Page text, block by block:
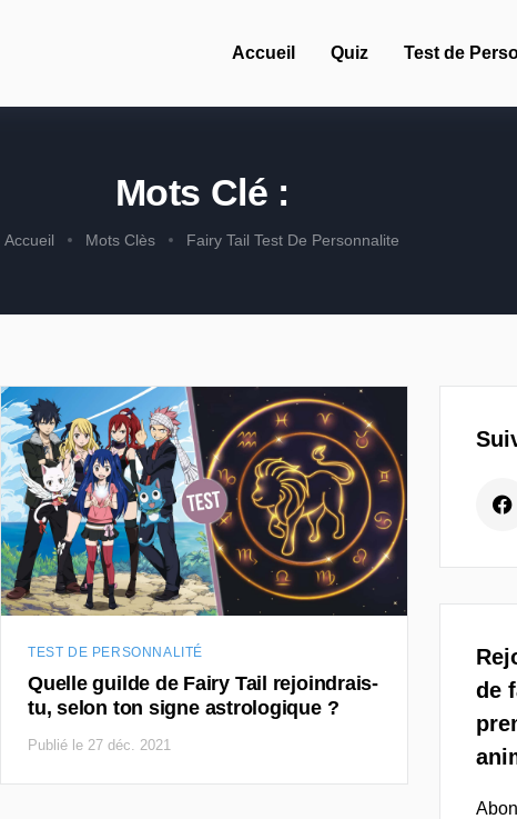
Accueil Quiz Test de
Mots Clé :
Accueil Mots Clès Fairy Tail Test De Personnalite
TEST DE PERSONNALITÉ
Quelle guilde de Fairy Tail rejoindrais-
tu, selon ton signe astrologique ?
Publié le 27 déc. 2021
de